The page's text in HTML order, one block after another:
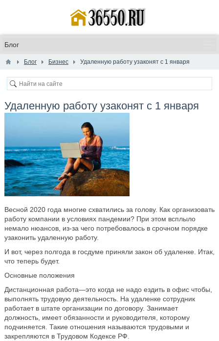
Блог Бизнес Удаленную работу узаконят с 1 января
Удаленную работу узаконят с 1 января
Весной 2020 года многие схватились за голову. Как организовать
работу компании в условиях пандемии? При этом всплыло
немало нюансов, из-за чего потребовалось в срочном порядке
узаконить удаленную работу.
И вот, через полгода в госдуме приняли закон об удаленке. Итак,
что теперь будет.
Основные положения
Дистанционная работа—это когда не надо ездить в офис чтобы,
выполнять трудовую деятельность. На удаленке сотрудник
работает в штате организации по договору. Занимает
должность, имеет обязанности и руководителя, которому
подчиняется. Такие отношения называются трудовыми и
закрепляются в Трудовом Кодексе РФ.